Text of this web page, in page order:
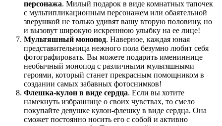
персонажа. Милый подарок в виде комнатных тапочек
с мультипликационным персонажем или обаятельной
зверушкой не только удивят вашу вторую половину, но
и вызовут широкую искреннюю улыбку на ее лице!
Мультяшный монопод. Наверное, каждая юная
представительница нежного пола безумно любит себя
фотографировать. Вы можете подарить имениннице
необычный монопод с различными мультяшными
героями, который станет прекрасным помощником в
создании самых забавных фотоснимков!
Флешка-кулон в виде сердца. Если вы хотите
намекнуть избраннице о своих чувствах, то смело
покупайте девушке кулон-флешку в виде сердца. Она
сможет постоянно носить его с собой и активно